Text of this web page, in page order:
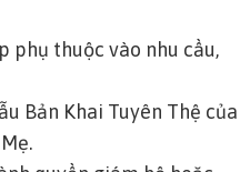
phụ thuộc vào nhu cầu,
Bản Khai Tuyên Thệ của
.